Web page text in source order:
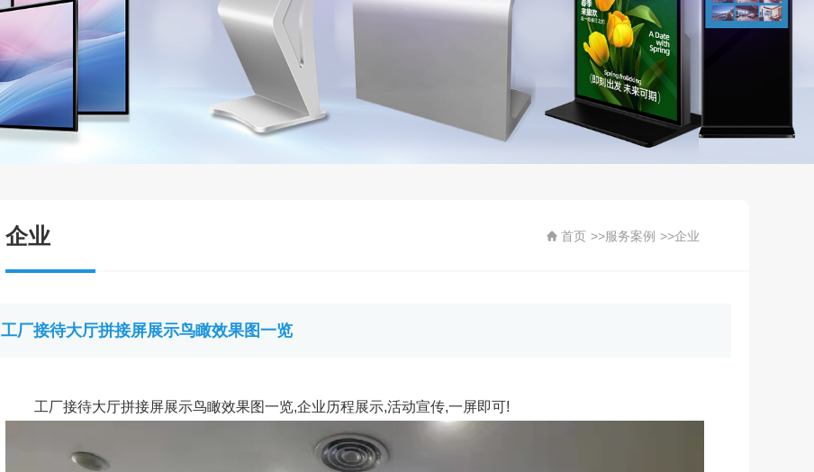
企业 首页 >>服务案例 >>企业
工厂接待大厅拼接屏展示鸟瞰效果图一览
工厂接待大厅拼接屏展示鸟瞰效果图一览,企业历程展示,活动宣传,一屏即可!